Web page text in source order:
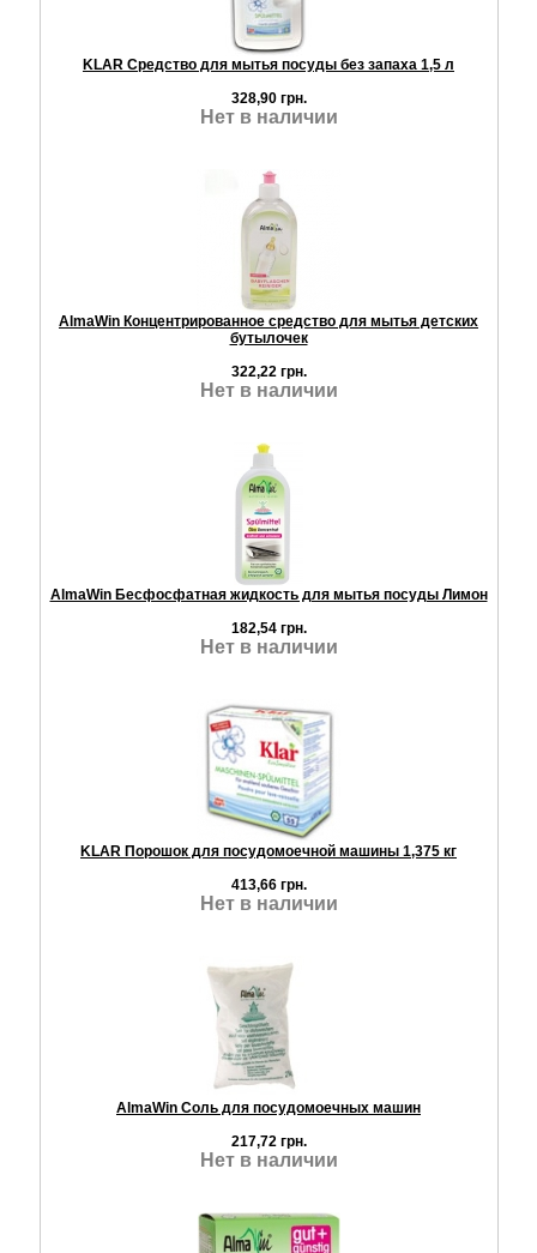
KLAR Средство для мытья посуды без запаха 1,5 л
328,90 грн.
Нет в наличии
AlmaWin Концентрированное средство для мытья детских
бутылочек
322,22 грн.
Нет в наличии
AlmaWin Бесфосфатная жидкость для мытья посуды Лимон
182,54 грн.
Нет в наличии
KLAR Порошок для посудомоечной машины 1,375 кг
413,66 грн.
Нет в наличии
AlmaWin Соль для посудомоечных машин
217,72 грн.
Нет в наличии